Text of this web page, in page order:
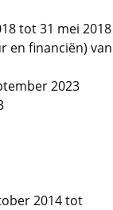
tot 31 mei 2018
en financiën) van
2023
2014 tot